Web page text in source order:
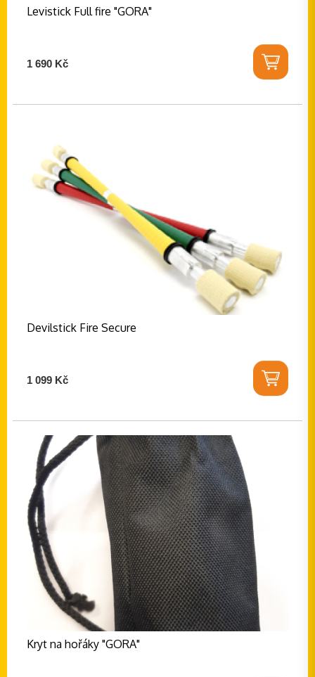
Levistick Full fire "GORA"
1 690 Kč
Devilstick Fire Secure
1 099 Kč
Kryt na hořáky "GORA"